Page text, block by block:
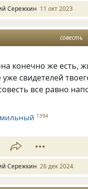
Сережкин 11 окт 2023
совесть
конечно же есть,
свидетелей
все равно
1394
Сережкин 26 дек 2024